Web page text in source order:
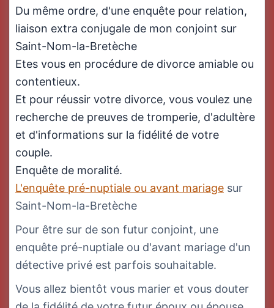
Du même ordre, d'une enquête pour relation,
liaison extra conjugale de mon conjoint sur
Saint-Nom-la-Bretèche
Etes vous en procédure de divorce amiable ou
contentieux.
Et pour réussir votre divorce, vous voulez une
recherche de preuves de tromperie, d'adultère
et d'informations sur la fidélité de votre
couple.
Enquête de moralité.
L'enquête pré-nuptiale ou avant mariage sur
Saint-Nom-la-Bretèche
Pour être sur de son futur conjoint, une
enquête pré-nuptiale ou d'avant mariage d'un
détective privé est parfois souhaitable.
Vous allez bientôt vous marier et vous douter